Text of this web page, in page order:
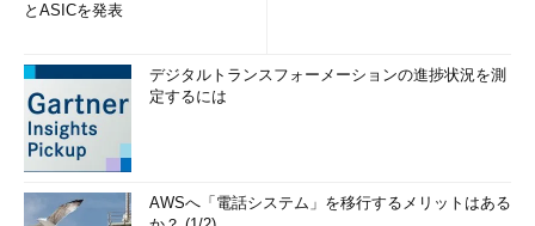
とASICを発表
デジタルトランスフォーメーションの進捗状況を測
定するには
AWSへ「電話システム」を移行するメリットはある